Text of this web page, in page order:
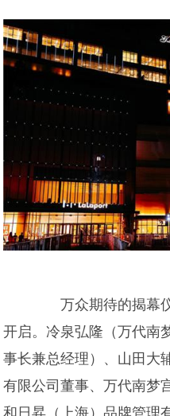
万众期待的揭幕仪
开启。冷泉弘隆（万代南
事长兼总经理）、山田大
有限公司董事、万代南梦